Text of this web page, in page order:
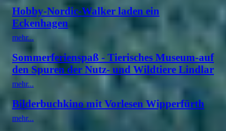
Hobby-Nordic-Walker laden ein
Eckenhagen
mehr...
Sommerferienspaß - Tierisches Museum-auf
den Spuren der Nutz- und Wildtiere Lindlar
mehr...
Bilderbuchkino mit Vorlesen Wipperfürth
mehr...